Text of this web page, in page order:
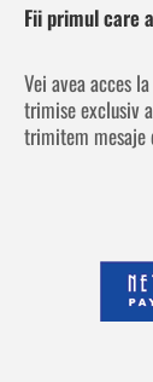
Fii primul care
Vei avea acces
trimise exclusiv
trimitem mesaje